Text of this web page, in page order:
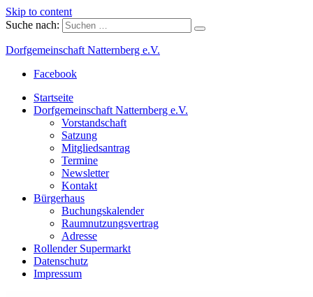
Skip to content
Suche nach:
Dorfgemeinschaft Natternberg e.V.
Facebook
Startseite
Dorfgemeinschaft Natternberg e.V.
Vorstandschaft
Satzung
Mitgliedsantrag
Termine
Newsletter
Kontakt
Bürgerhaus
Buchungskalender
Raumnutzungsvertrag
Adresse
Rollender Supermarkt
Datenschutz
Impressum